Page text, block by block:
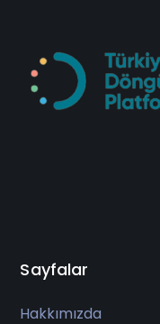
Sayfalar
Hakkımızda